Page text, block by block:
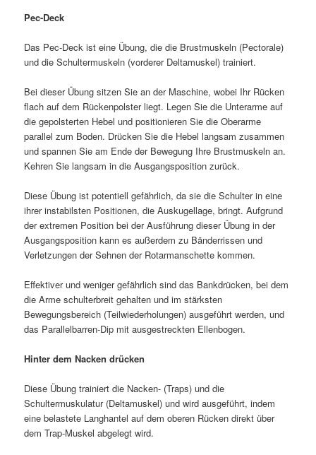
Pec-Deck
Das Pec-Deck ist eine Übung, die die Brustmuskeln (Pectorale)
und die Schultermuskeln (vorderer Deltamuskel) trainiert.
Bei dieser Übung sitzen Sie an der Maschine, wobei Ihr Rücken
flach auf dem Rückenpolster liegt. Legen Sie die Unterarme auf
die gepolsterten Hebel und positionieren Sie die Oberarme
parallel zum Boden. Drücken Sie die Hebel langsam zusammen
und spannen Sie am Ende der Bewegung Ihre Brustmuskeln an.
Kehren Sie langsam in die Ausgangsposition zurück.
Diese Übung ist potentiell gefährlich, da sie die Schulter in eine
ihrer instabilsten Positionen, die Auskugellage, bringt. Aufgrund
der extremen Position bei der Ausführung dieser Übung in der
Ausgangsposition kann es außerdem zu Bänderrissen und
Verletzungen der Sehnen der Rotarmanschette kommen.
Effektiver und weniger gefährlich sind das Bankdrücken, bei dem
die Arme schulterbreit gehalten und im stärksten
Bewegungsbereich (Teilwiederholungen) ausgeführt werden, und
das Parallelbarren-Dip mit ausgestreckten Ellenbogen.
Hinter dem Nacken drücken
Diese Übung trainiert die Nacken- (Traps) und die
Schultermuskulatur (Deltamuskel) und wird ausgeführt, indem
eine belastete Langhantel auf dem oberen Rücken direkt über
dem Trap-Muskel abgelegt wird.